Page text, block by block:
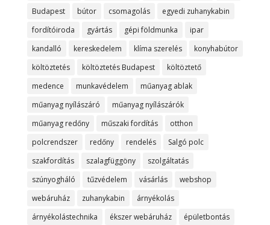
Budapest
bútor csomagolás
egyedi zuhanykabin
fordítóiroda
gyártás gépi földmunka
ipar
kandalló
kereskedelem klíma szerelés
konyhabútor
költöztetés
költöztetés Budapest
költöztető
medence
munkavédelem
műanyag ablak
műanyag nyílászáró
műanyag nyílászárók
műanyag redőny
műszaki fordítás
otthon
polcrendszer
redőny rendelés
Salgó polc
szakfordítás
szalagfüggöny
szolgáltatás
szúnyogháló
tűzvédelem vásárlás
webshop
webáruház
zuhanykabin
árnyékolás
árnyékolástechnika
ékszer webáruház épületbontás